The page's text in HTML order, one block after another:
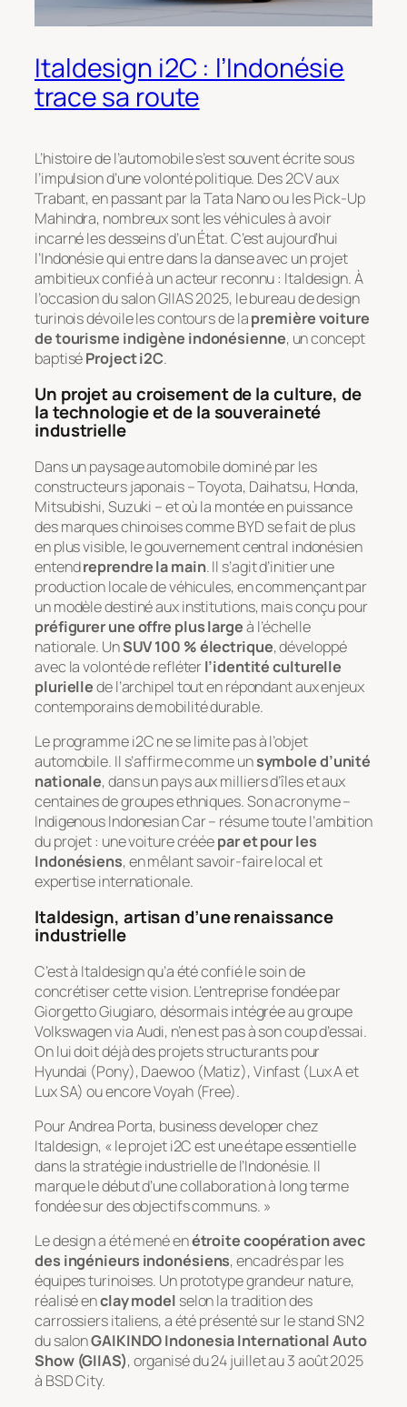
Italdesign i2C : l’Indonésie
trace sa route
L’histoire de l’automobile s’est souvent écrite sous
l’impulsion d’une volonté politique. Des 2CV aux
Trabant, en passant par la Tata Nano ou les Pick-Up
Mahindra, nombreux sont les véhicules à avoir
incarné les desseins d’un État. C’est aujourd’hui
l’Indonésie qui entre dans la danse avec un projet
ambitieux confié à un acteur reconnu : Italdesign. À
l’occasion du salon GIIAS 2025, le bureau de design
turinois dévoile les contours de lapremière voiture
de tourisme indigène indonésienne, un concept
baptiséProject i2C.
Un projet au croisement de la culture, de
la technologie et de la souveraineté
industrielle
Dans un paysage automobile dominé par les
constructeurs japonais – Toyota, Daihatsu, Honda,
Mitsubishi, Suzuki – et où la montée en puissance
des marques chinoises comme BYD se fait de plus
en plus visible, le gouvernement central indonésien
entendreprendre la main. Il s’agit d’initier une
production locale de véhicules, en commençant par
un modèle destiné aux institutions, mais conçu pour
préfigurer une offre plus largeà l’échelle
nationale. UnSUV 100 % électrique, développé
avec la volonté de refléterl’identité culturelle
pluriellede l’archipel tout en répondant aux enjeux
contemporains de mobilité durable.
Le programme i2C ne se limite pas à l’objet
automobile. Il s’affirme comme unsymbole d’unité
nationale, dans un pays aux milliers d’îles et aux
centaines de groupes ethniques. Son acronyme –
Indigenous Indonesian Car– résume toute l’ambition
du projet : une voiture crééepar et pour les
Indonésiens, en mêlant savoir-faire local et
expertise internationale.
Italdesign, artisan d’une renaissance
industrielle
C’est à Italdesign qu’a été confié le soin de
concrétiser cette vision. L’entreprise fondée par
Giorgetto Giugiaro, désormais intégrée au groupe
Volkswagen via Audi, n’en est pas à son coup d’essai.
On lui doit déjà des projets structurants pour
Hyundai (Pony), Daewoo (Matiz), Vinfast (Lux A et
Lux SA) ou encore Voyah (Free).
Pour Andrea Porta, business developer chez
Italdesign, « le projet i2C est une étape essentielle
dans la stratégie industrielle de l’Indonésie. Il
marque le début d’une collaboration à long terme
fondée sur des objectifs communs. »
Le design a été mené enétroite coopération avec
des ingénieurs indonésiens, encadrés par les
équipes turinoises. Un prototype grandeur nature,
réalisé enclay model selon la tradition des
carrossiers italiens, a été présenté sur le stand SN2
du salonGAIKINDO Indonesia International Auto
Show (GIIAS), organisé du 24 juillet au 3 août 2025
à BSD City.